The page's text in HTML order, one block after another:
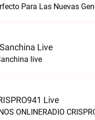
Para Las Nuevas
Live
live
Live
ONLINERADIO